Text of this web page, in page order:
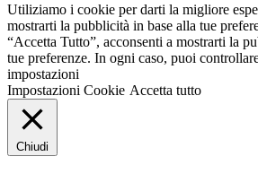
Utiliziamo i cookie per darti la migliore
mostrarti la pubblicità in base alla tue
“Accetta Tutto”, acconsenti a mostrarti la
tue preferenze. In ogni caso, puoi
impostazioni
Impostazioni Cookie Accetta tutto
Chiudi